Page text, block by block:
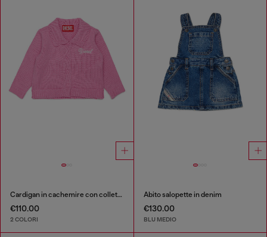
Cardigan in cachemire con colletto smerlato
€110.00
2 COLORI
Abito salopette in denim
€130.00
BLU MEDIO